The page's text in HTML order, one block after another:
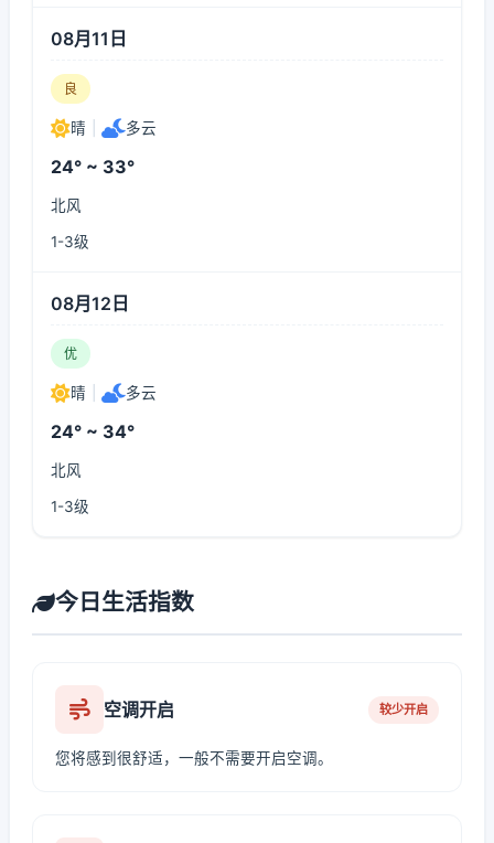
08月11日
良
晴 多云
24° ~ 33°
北风
1-3级
08月12日
优
晴 多云
24° ~ 34°
北风
1-3级
今日生活指数
空调开启 较少开启
您将感到很舒适，一般不需要开启空调。